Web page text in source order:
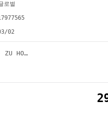
로벌
02
SF9 (에스에프나인) - ZU HO’S PHOTO ESSAY [ME, ANOTHER ME]